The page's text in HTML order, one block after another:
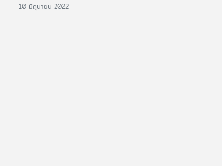
10 มิถุนายน 2022